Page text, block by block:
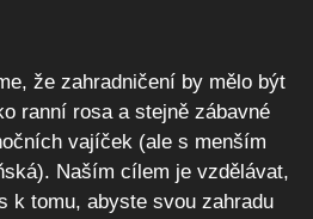
že zahradničení by mělo být
ranní rosa a stejně zábavné
vajíček (ale s menším
Naším cílem je vzdělávat,
k tomu, abyste svou zahradu